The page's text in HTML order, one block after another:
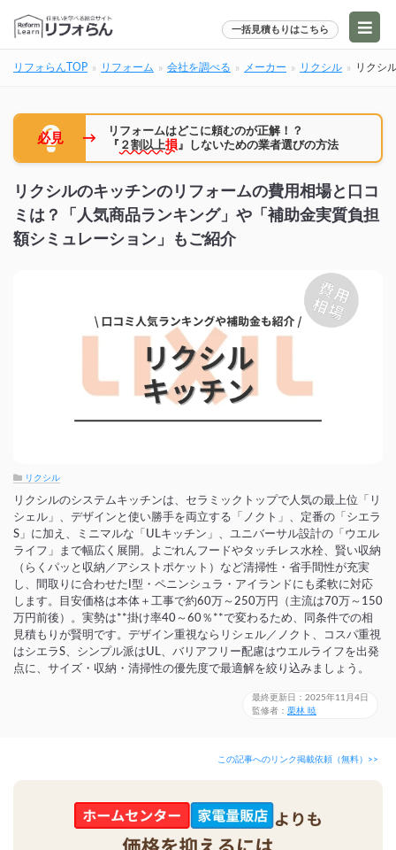
一括見積もりはこちら
リフォらんTOP リフォーム 会社を調べる メーカー リクシル リクシ
必見 →
リフォームはどこに頼むのが正解！？
『 ２割以上損』しないための業者選びの方法
リクシルのキッチンのリフォームの費用相場と口コ
ミは？「人気商品ランキング」や「補助金実質負担
額シミュレーション」もご紹介
リクシル
リクシルのシステムキッチンは、セラミックトップで人気の最上位「リ
シェル」、デザインと使い勝手を両立する「ノクト」、定番の「シエラ
S」に加え、ミニマルな「ULキッチン」、ユニバーサル設計の「ウエル
ライフ」まで幅広く展開。よごれんフードやタッチレス水栓、賢い収納
（らくパッと収納／アシストポケット）など清掃性・省手間性が充実
し、間取りに合わせたI型・ペニンシュラ・アイランドにも柔軟に対応
します。目安価格は本体＋工事で約60万～250万円（主流は70万～150
万円前後）。実勢は**掛け率40～60％**で変わるため、同条件での相
見積もりが賢明です。デザイン重視ならリシェル／ノクト、コスパ重視
はシエラS、シンプル派はUL、バリアフリー配慮はウエルライフを出発
点に、サイズ・収納・清掃性の優先度で最適解を絞り込みましょう。
最終更新日：2025年11月4日
監修者： 栗林 暁
この記事へのリンク掲載依頼（無料）>>